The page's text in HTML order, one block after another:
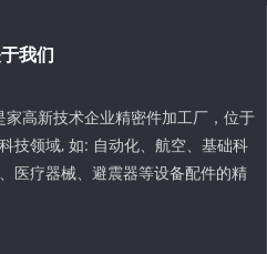
我们
高新技术企业精密件加工厂，位于
技领域, 如: 自动化、航空、基础科
医疗器械、避震器等设备配件的精